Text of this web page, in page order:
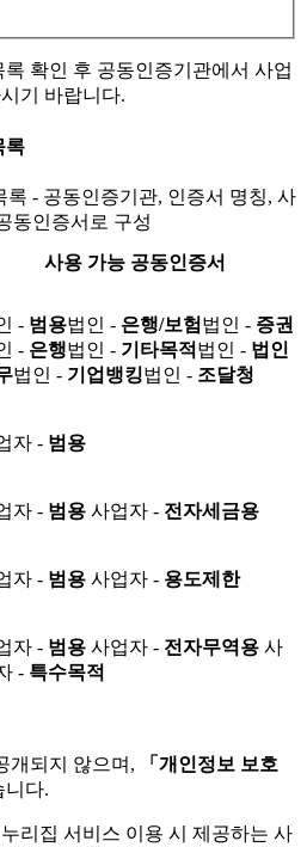
확인 후 공동인증기관에서 사업
기 바랍니다.
록
- 공동인증기관, 인증서 명칭, 사
동인증서로 구성
사용 가능 공동인증서
- 범용법인 - 은행/보험 법인 - 증권
- 은행법인 - 기타목적 법인 - 법인
법인 - 기업뱅킹법인 - 조달청
자 - 범용
자 - 범용 사업자 - 전자세금용
자 - 범용 사업자 - 용도제한
자 - 범용 사업자 - 전자무역용 사
- 특수목적
개되지 않으며,
「개인정보 보호
니다.
리집 서비스 이용 시 제공하는 사